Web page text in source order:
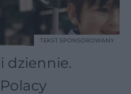
dziennie.
TEKST SPONSOROWANY